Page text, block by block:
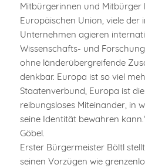
Mitbürgerinnen und
Europäischen Union, viele der
Unternehmen agieren
Wissenschafts- und
ohne länderübergreifende
denkbar. Europa ist so viel
Staatenverbund, Europa ist
reibungsloses Miteinander, in
seine Identität bewahren
Göbel.
Erster Bürgermeister Böltl
seinen Vorzügen wie